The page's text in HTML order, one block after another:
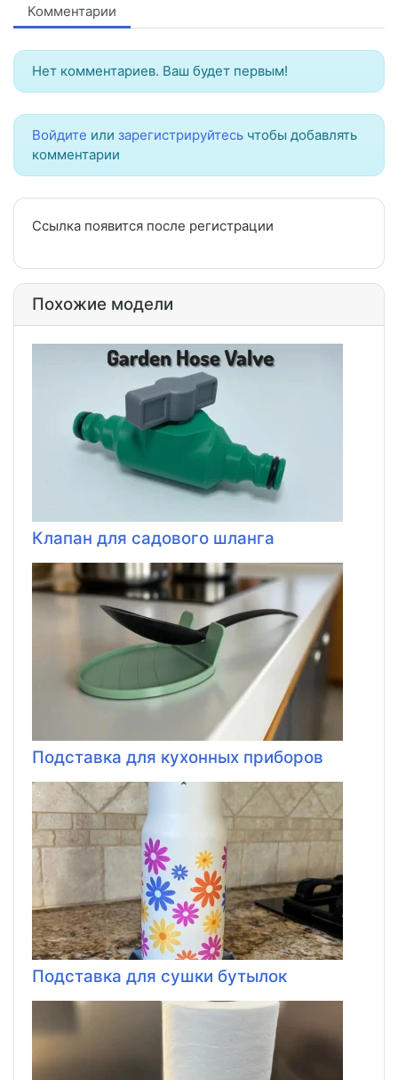
Комментарии
Нет комментариев. Ваш будет первым!
Войдите или зарегистрируйтесь чтобы добавлять
комментарии
Ссылка появится после регистрации
Похожие модели
Клапан для садового шланга
Подставка для кухонных приборов
Подставка для сушки бутылок